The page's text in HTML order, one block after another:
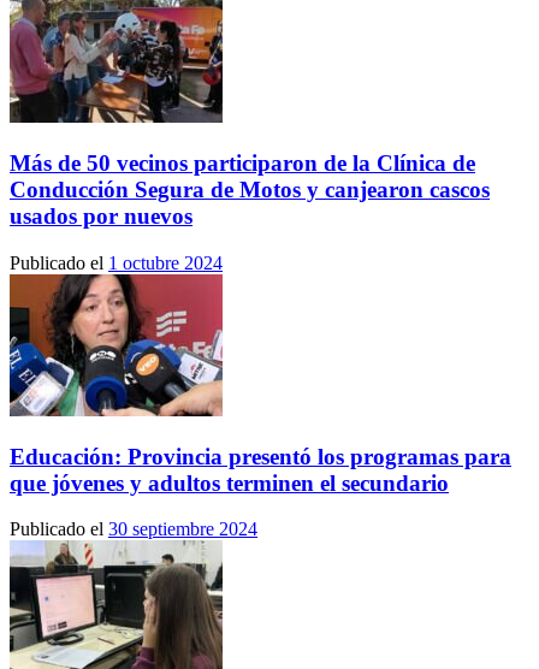
Más de 50 vecinos participaron de la Clínica de
Conducción Segura de Motos y canjearon cascos
usados por nuevos
Publicado el 1 octubre 2024
Educación: Provincia presentó los programas para
que jóvenes y adultos terminen el secundario
Publicado el 30 septiembre 2024